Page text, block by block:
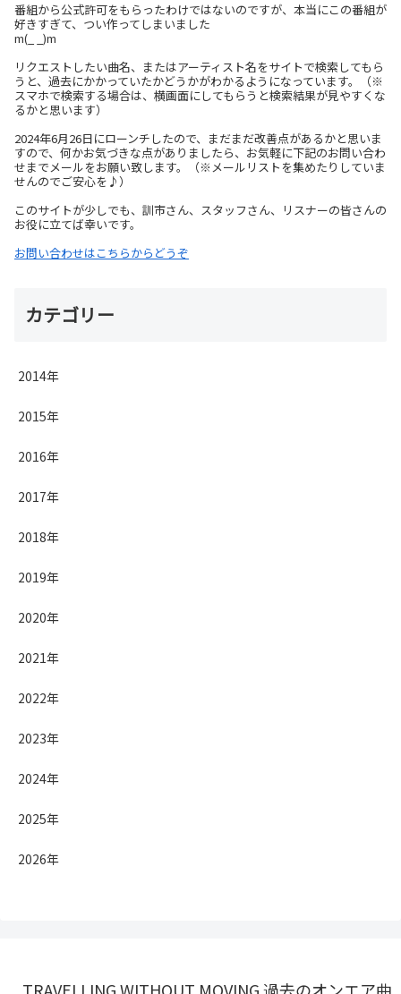
番組から公式許可をもらったわけではないのですが、本当にこの番組が
好きすぎて、つい作ってしまいました
m(_ _)m
リクエストしたい曲名、またはアーティスト名をサイトで検索してもら
うと、過去にかかっていたかどうかがわかるようになっています。（※
スマホで検索する場合は、横画面にしてもらうと検索結果が見やすくな
るかと思います）
2024年6月26日にローンチしたので、まだまだ改善点があるかと思いま
すので、何かお気づきな点がありましたら、お気軽に下記のお問い合わ
せまでメールをお願い致します。（※メールリストを集めたりしていま
せんのでご安心を♪）
このサイトが少しでも、訓市さん、スタッフさん、リスナーの皆さんの
お役に立てば幸いです。
お問い合わせはこちらからどうぞ
カテゴリー
2014年
2015年
2016年
2017年
2018年
2019年
2020年
2021年
2022年
2023年
2024年
2025年
2026年